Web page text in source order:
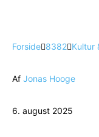
Forside 8382 Kultur
Af Jonas Hooge
6. august 2025